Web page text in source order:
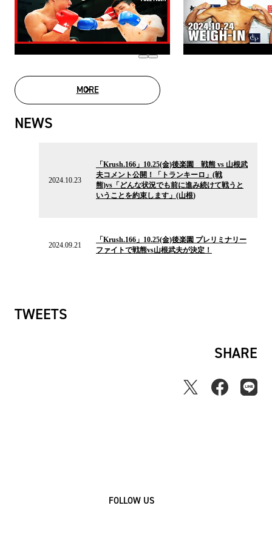
MOREMOVIE LIST
NEWS
2024.10.23
「Krush.166」10.25(金)後楽園 戦熊 vs 山根武
夫コメント公開！「トランキーロ」(戦
熊)vs「どんな状況でも前に進み続けて戦うと
いうことを約束します」(山根)
2024.09.21
「Krush.166」10.25(金)後楽園 プレリミナリー
ファイトで戦熊vs山根武夫が決定！
TWEETS
SHARE
FOLLOW US